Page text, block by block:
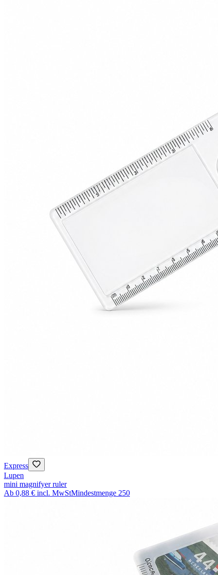
Express
Lupen
mini magnifyer ruler
Ab 0,88 € incl. MwStMindestmenge 250